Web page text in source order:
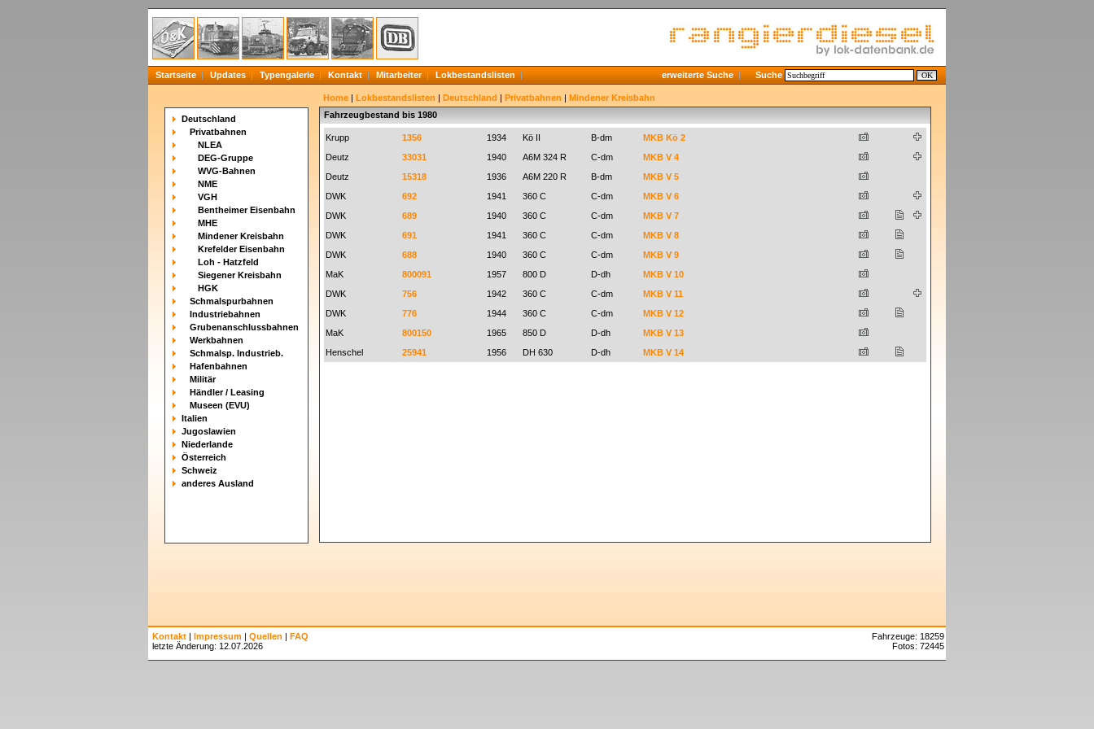
Startseite Updates Typengalerie Kontakt Mitarbeiter Lokbestandslisten erweiterte Suche Suche
Deutschland
Privatbahnen
NLEA
DEG-Gruppe
WVG-Bahnen
NME
VGH
Bentheimer Eisenbahn
MHE
Mindener Kreisbahn
Krefelder Eisenbahn
Loh - Hatzfeld
Siegener Kreisbahn
HGK
Schmalspurbahnen
Industriebahnen
Grubenanschlussbahnen
Werkbahnen
Schmalsp. Industrieb.
Hafenbahnen
Militär
Händler / Leasing
Museen (EVU)
Italien
Jugoslawien
Niederlande
Österreich
Schweiz
anderes Ausland
Home | Lokbestandslisten | Deutschland | Privatbahnen | Mindener Kreisbahn
Fahrzeugbestand bis 1980
Krupp 1356 1934 Kö II B-dm
MKB Kö 2
Deutz
33031 1940 A6M 324 R C-dm
MKB V 4
Deutz
15318 1936 A6M 220 R B-dm
MKB V 5
DWK
692 1941 360 C C-dm
MKB V 6
DWK
689 1940 360 C C-dm
MKB V 7
DWK
691 1941 360 C C-dm
MKB V 8
DWK
688 1940 360 C C-dm
MKB V 9
MaK
800091 1957 800 D D-dh
MKB V 10
DWK
756 1942 360 C C-dm
MKB V 11
DWK
776 1944 360 C C-dm
MKB V 12
MaK
800150 1965 850 D D-dh
MKB V 13
Henschel
25941 1956 DH 630 D-dh MKB V 14
Kontakt | Impressum | Quellen | FAQ
letzte Änderung: 12.07.2026
Fahrzeuge: 18259
Fotos: 72445